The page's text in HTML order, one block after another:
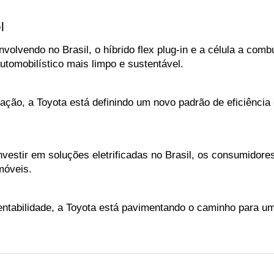
no Brasil, o híbrido flex plug-in e a célula a
mais limpo e sustentável.
a Toyota está definindo um novo padrão de
em soluções eletrificadas no Brasil, os
a Toyota está pavimentando o caminho para